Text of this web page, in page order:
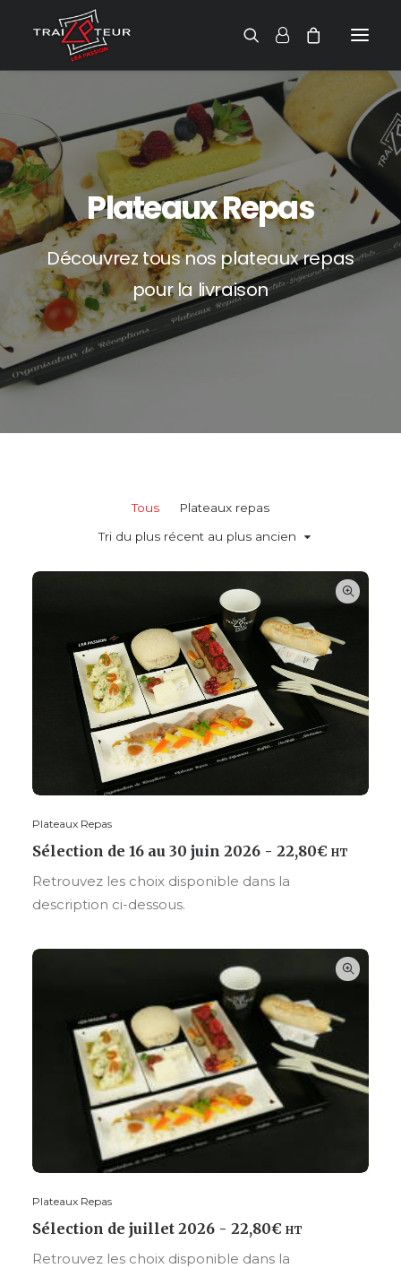
Plateaux Repas
Découvrez tous nos plateaux repas
pour la livraison
Tous
Plateaux repas
Tri du plus récent au plus ancien
Plateaux Repas
Sélection de 16 au 30 juin 2026 22,80€ HT
Retrouvez les choix disponible dans la
description ci-dessous.
Plateaux Repas
Sélection de juillet 2026 22,80€ HT
Retrouvez les choix disponible dans la